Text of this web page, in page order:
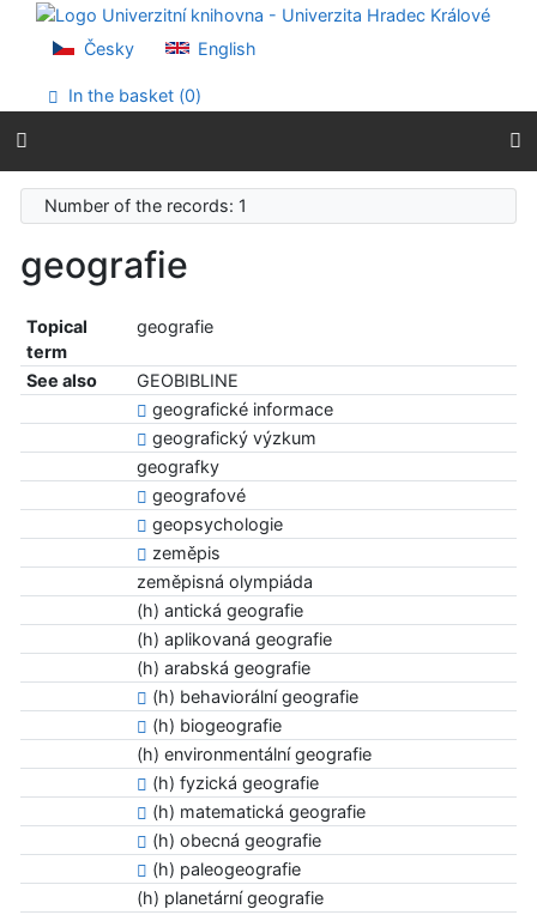
Go to content
Go to menu
Accessibility declaration
Česky English
In the basket (0)
Number of the records: 1
geografie
Topical
term
geografie
See also
GEOBIBLINE
geografické informace
geografický výzkum
geografky
geografové
geopsychologie
zeměpis
zeměpisná olympiáda
(h) antická geografie
(h) aplikovaná geografie
(h) arabská geografie
(h) behaviorální geografie
(h) biogeografie
(h) environmentální geografie
(h) fyzická geografie
(h) matematická geografie
(h) obecná geografie
(h) paleogeografie
(h) planetární geografie